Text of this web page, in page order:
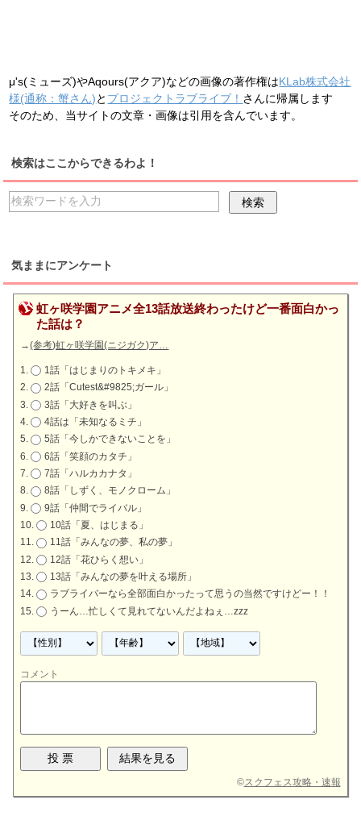
μ's(ミューズ)やAqours(アクア)などの画像の著作権はKLab株式会社
様(通称：蟹さん)と プロジェクトラブライブ！ さんに帰属します
そのため、当サイトの文章・画像は引用を含んでいます。
検索はここからできるわよ！
気ままにアンケート
虹ヶ咲学園アニメ全13話放送終わったけど一番面白かっ
た話は？
→(参考)虹ヶ咲学園(ニジガク)ア…
1話「はじまりのトキメキ」
2話「Cutest&#9825;ガール」
3話「大好きを叫ぶ」
4話は「未知なるミチ」
5話「今しかできないことを」
6話「笑顔のカタチ」
7話「ハルカカナタ」
8話「しずく、モノクローム」
9話「仲間でライバル」
10話「夏、はじまる」
11話「みんなの夢、私の夢」
12話「花ひらく想い」
13話「みんなの夢を叶える場所」
ラブライバーなら全部面白かったって思うの当然ですけどー！！
うーん…忙しくて見れてないんだよねぇ…zzz
コメント
©スクフェス攻略・速報